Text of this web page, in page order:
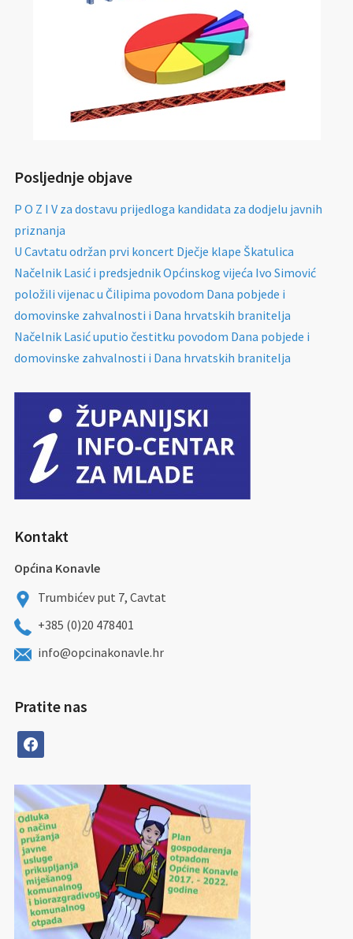
Posljednje objave
P O Z I V za dostavu prijedloga kandidata za dodjelu javnih
priznanja
U Cavtatu održan prvi koncert Dječje klape Škatulica
Načelnik Lasić i predsjednik Općinskog vijeća Ivo Simović
položili vijenac u Čilipima povodom Dana pobjede i
domovinske zahvalnosti i Dana hrvatskih branitelja
Načelnik Lasić uputio čestitku povodom Dana pobjede i
domovinske zahvalnosti i Dana hrvatskih branitelja
Kontakt
Općina Konavle
Trumbićev put 7, Cavtat
+385 (0)20 478401
info@opcinakonavle.hr
Pratite nas
facebook